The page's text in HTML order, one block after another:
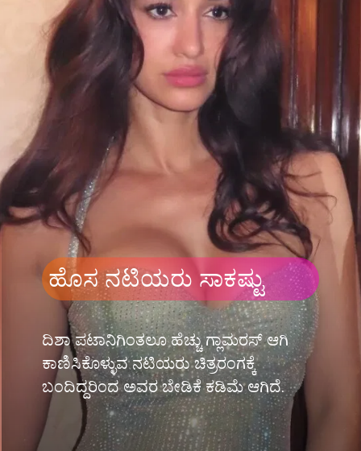
ದಿಶಾ ಪಟಾನಿಗಿಂತಲೂ ಹೆಚ್ಚು ಗ್ಲಾಮರಸ್ ಆಗಿ
ಕಾಣಿಸಿಕೊಳ್ಳುವ ನಟಿಯರು ಚಿತ್ರರಂಗಕ್ಕೆ
ಬಂದಿದ್ದರಿಂದ ಅವರ ಬೇಡಿಕೆ ಕಡಿಮೆ ಆಗಿದೆ.
ಹೊಸ ನಟಿಯರು ಸಾಕಷ್ಟು